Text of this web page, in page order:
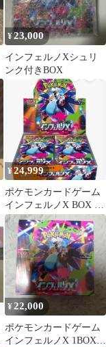
¥23,000
インフェルノXシュリ
ンク付きBOX
¥24,999
ポケモンカードゲーム
インフェルノX BOX シ
ュリンク付き
¥22,000
ポケモンカードゲーム
インフェルノX 1BOX